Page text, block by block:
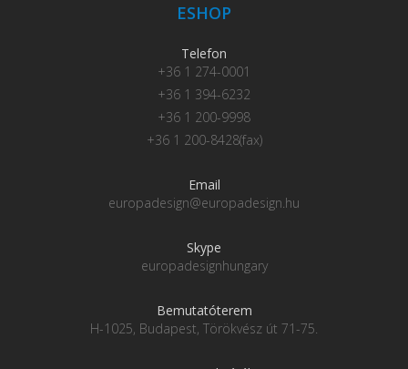
ESHOP
Telefon
+36 1 274-0001
+36 1 394-6232
+36 1 200-9998
+36 1 200-8428(fax)
Email
europadesign@europadesign.hu
Skype
europadesignhungary
Bemutatóterem
H-1025, Budapest, Törökvész út 71-75.